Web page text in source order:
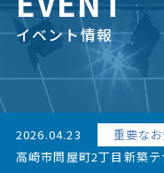
イベント情報
2026.04.23
重要な
高崎市問屋町2丁目新築